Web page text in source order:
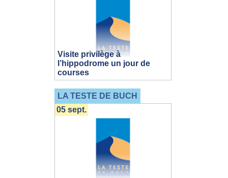
Visite privilège à
l’hippodrome un jour de
courses
LA TESTE DE BUCH
05 sept.